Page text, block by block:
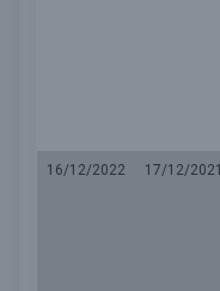
16/12/2022 17/12/2021